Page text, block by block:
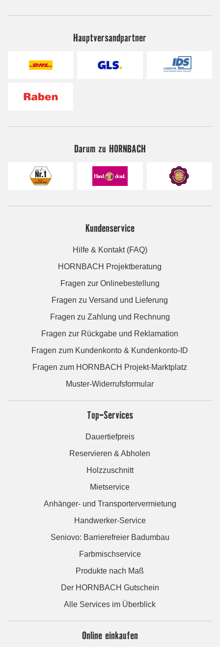
Hauptversandpartner
Darum zu HORNBACH
Kundenservice
Hilfe & Kontakt (FAQ)
HORNBACH Projektberatung
Fragen zur Onlinebestellung
Fragen zu Versand und Lieferung
Fragen zu Zahlung und Rechnung
Fragen zur Rückgabe und Reklamation
Fragen zum Kundenkonto & Kundenkonto-ID
Fragen zum HORNBACH Projekt-Marktplatz
Muster-Widerrufsformular
Top-Services
Dauertiefpreis
Reservieren & Abholen
Holzzuschnitt
Mietservice
Anhänger- und Transportervermietung
Handwerker-Service
Seniovo: Barrierefreier Badumbau
Farbmischservice
Produkte nach Maß
Der HORNBACH Gutschein
Alle Services im Überblick
Online einkaufen